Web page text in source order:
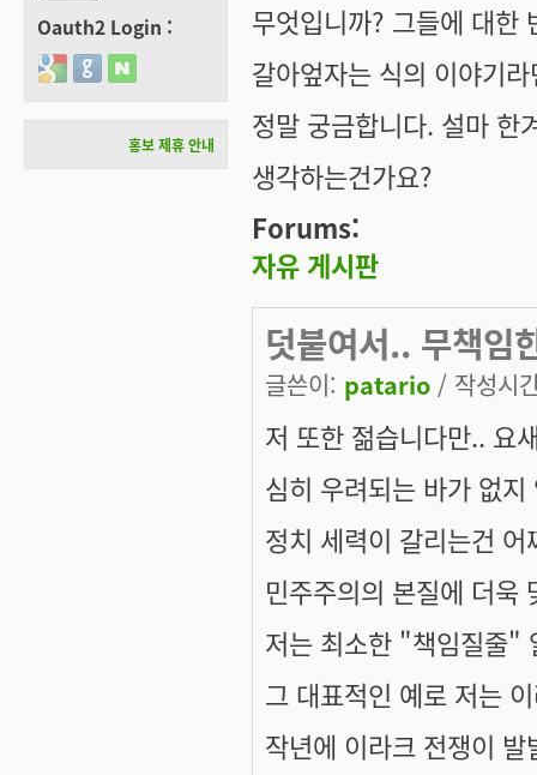
무엇입니까? 그들에 대한
갈아엎자는 식의 이야기
정말 궁금합니다. 설마 한
생각하는건가요?
Forums:
자유 게시판
덧붙여서.. 무책임
글쓴이: patario / 작성시
저 또한 젊습니다만.. 요
심히 우려되는 바가 없
정치 세력이 갈리는건
민주주의의 본질에 더욱
저는 최소한 "책임질줄"
그 대표적인 예로 저는
작년에 이라크 전쟁이
Oauth2 Login :
Login with Google
Login with GitHub
Login with Naver
홍보 제휴 안내